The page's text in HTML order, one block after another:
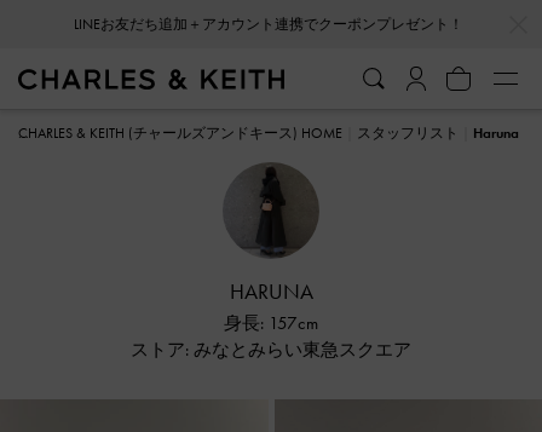
LINEお友だち追加＋アカウント連携でクーポンプレゼント！
CHARLES & KEITH (チャールズアンドキース) HOME スタッフリスト Haruna
HARUNA
身長: 157cm
ストア: みなとみらい東急スクエア